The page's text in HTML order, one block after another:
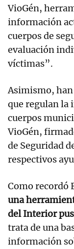
VioGén,
información
cuerpos de
evaluación
víctimas”.
Asimismo,
que regulan la
cuerpos
VioGén,
de Seguridad
respectivos
Como recordó
una
del Interior
trata de una
información